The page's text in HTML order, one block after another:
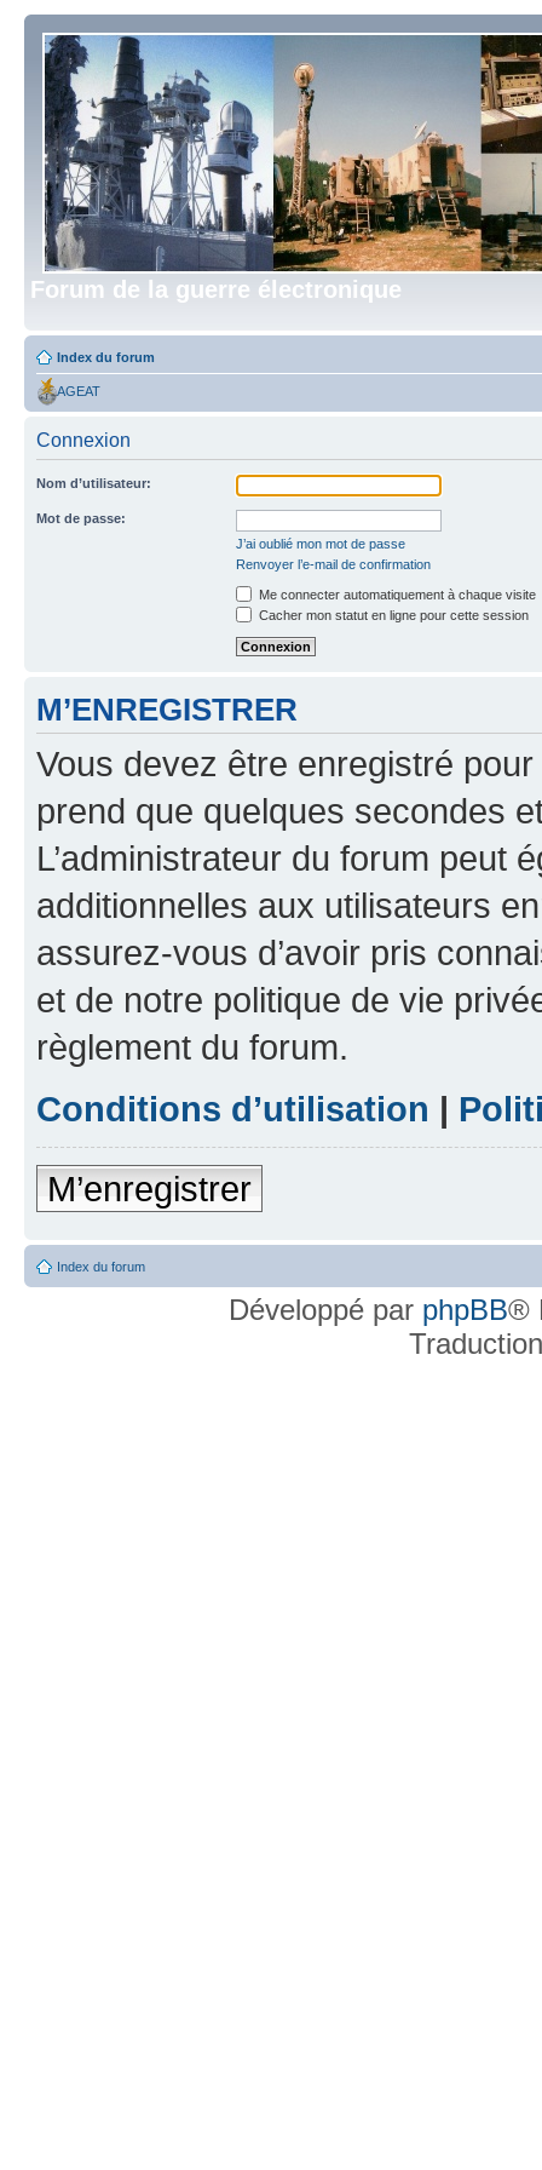
Forum de la guerre électronique
Index du forum
AGEAT
Connexion
Nom d’utilisateur:
Mot de passe:
J’ai oublié mon mot de passe
Renvoyer l’e-mail de confirmation
Me connecter automatiquement à chaque visite
Cacher mon statut en ligne pour cette session
M’ENREGISTRER
Vous devez être enregistré
prend que quelques secondes
L’administrateur du forum peut
additionnelles aux utilisateurs
assurez-vous d’avoir pris
et de notre politique de vie
règlement du forum.
Conditions d’utilisation |
M’enregistrer
Index du forum
Développé par phpBB®